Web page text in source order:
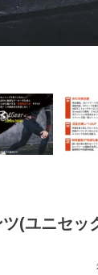
(ユニセッ